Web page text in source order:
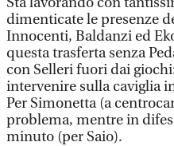
dimenticate le presenze
Innocenti, Baldanzi ed
questa trasferta senza
con Selleri fuori dai
intervenire sulla caviglia
Per Simonetta (a
problema, mentre in
minuto (per Saio).